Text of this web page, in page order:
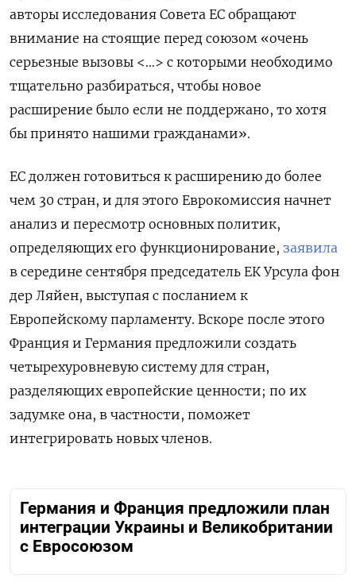
авторы исследования Совета ЕС обращают
внимание на стоящие перед союзом «очень
серьезные вызовы <…> с которыми необходимо
тщательно разбираться, чтобы новое
расширение было если не поддержано, то хотя
бы принято нашими гражданами».
ЕС должен готовиться к расширению до более
чем 30 стран, и для этого Еврокомиссия начнет
анализ и пересмотр основных политик,
определяющих его функционирование, заявила
в середине сентября председатель ЕК Урсула фон
дер Ляйен, выступая с посланием к
Европейскому парламенту. Вскоре после этого
Франция и Германия предложили создать
четырехуровневую систему для стран,
разделяющих европейские ценности; по их
задумке она, в частности, поможет
интегрировать новых членов.
Германия и Франция предложили план
интеграции Украины и Великобритании
с Евросоюзом